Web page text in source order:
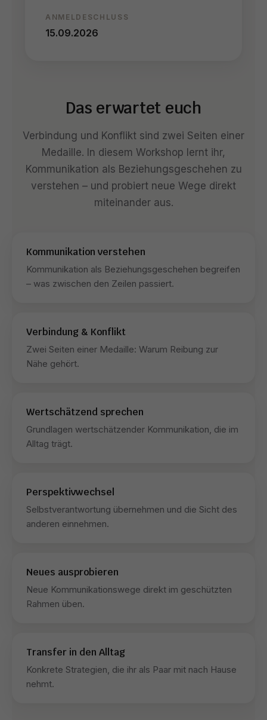
ANMELDESCHLUSS
15.09.2026
Das erwartet euch
Verbindung und Konflikt sind zwei Seiten einer
Medaille. In diesem Workshop lernt ihr,
Kommunikation als Beziehungsgeschehen zu
verstehen – und probiert neue Wege direkt
miteinander aus.
Kommunikation verstehen
Kommunikation als Beziehungsgeschehen begreifen
– was zwischen den Zeilen passiert.
Verbindung & Konflikt
Zwei Seiten einer Medaille: Warum Reibung zur
Nähe gehört.
Wertschätzend sprechen
Grundlagen wertschätzender Kommunikation, die im
Alltag trägt.
Perspektivwechsel
Selbstverantwortung übernehmen und die Sicht des
anderen einnehmen.
Neues ausprobieren
Neue Kommunikationswege direkt im geschützten
Rahmen üben.
Transfer in den Alltag
Konkrete Strategien, die ihr als Paar mit nach Hause
nehmt.